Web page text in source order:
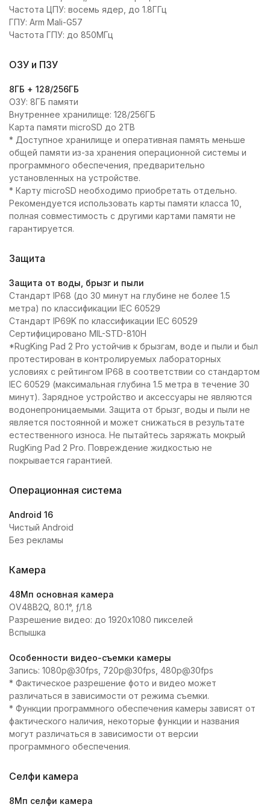
Частота ЦПУ: восемь ядер, до 1.8ГГц
ГПУ: Arm Mali-G57
Частота ГПУ: до 850МГц
ОЗУ и ПЗУ
8ГБ + 128/256ГБ
ОЗУ: 8ГБ памяти
Внутреннее хранилище: 128/256ГБ
Карта памяти microSD до 2TB
* Доступное хранилище и оперативная память меньше
общей памяти из-за хранения операционной системы и
программного обеспечения, предварительно
установленных на устройстве.
* Карту microSD необходимо приобретать отдельно.
Рекомендуется использовать карты памяти класса 10,
полная совместимость с другими картами памяти не
гарантируется.
Защита
Защита от воды, брызг и пыли
Стандарт IP68 (до 30 минут на глубине не более 1.5
метра) по классификации IEC 60529
Стандарт IP69K по классификации IEC 60529
Сертифицировано MIL-STD-810H
*RugKing Pad 2 Pro устойчив к брызгам, воде и пыли и был
протестирован в контролируемых лабораторных
условиях с рейтингом IP68 в соответствии со стандартом
IEC 60529 (максимальная глубина 1.5 метра в течение 30
минут). Зарядное устройство и аксессуары не являются
водонепроницаемыми. Защита от брызг, воды и пыли не
является постоянной и может снижаться в результате
естественного износа. Не пытайтесь заряжать мокрый
RugKing Pad 2 Pro. Повреждение жидкостью не
покрывается гарантией.
Операционная система
Android 16
Чистый Android
Без рекламы
Камера
48Мп основная камера
OV48B2Q, 80.1°, ƒ/1.8
Разрешение видео: до 1920x1080 пикселей
Вспышка
Особенности видео-съемки камеры
Запись: 1080p@30fps, 720p@30fps, 480p@30fps
* Фактическое разрешение фото и видео может
различаться в зависимости от режима съемки.
* Функции программного обеспечения камеры зависят от
фактического наличия, некоторые функции и названия
могут различаться в зависимости от версии
программного обеспечения.
Селфи камера
8Мп селфи камера